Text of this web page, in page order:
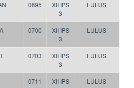
0695
XII IPS
3
LULUS
0700
XII IPS
3
LULUS
0703
XII IPS
3
LULUS
0711
XII IPS
LULUS